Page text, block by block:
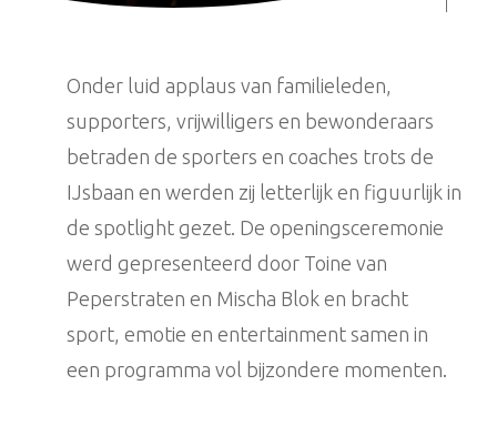
Onder luid applaus van familieleden,
supporters, vrijwilligers en bewonderaars
betraden de sporters en coaches trots de
IJsbaan en werden zij letterlijk en figuurlijk in
de spotlight gezet. De openingsceremonie
werd gepresenteerd door Toine van
Peperstraten en Mischa Blok en bracht
sport, emotie en entertainment samen in
een programma vol bijzondere momenten.